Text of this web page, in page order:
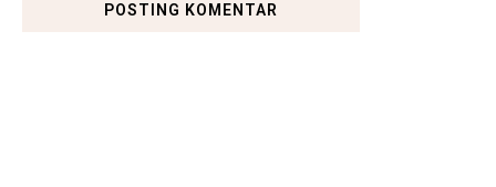
POSTING KOMENTAR